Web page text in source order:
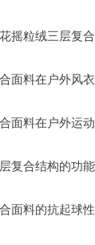
摇粒绒三层复
面料在户外风
面料在户外运
复合结构的功
面料的抗起球